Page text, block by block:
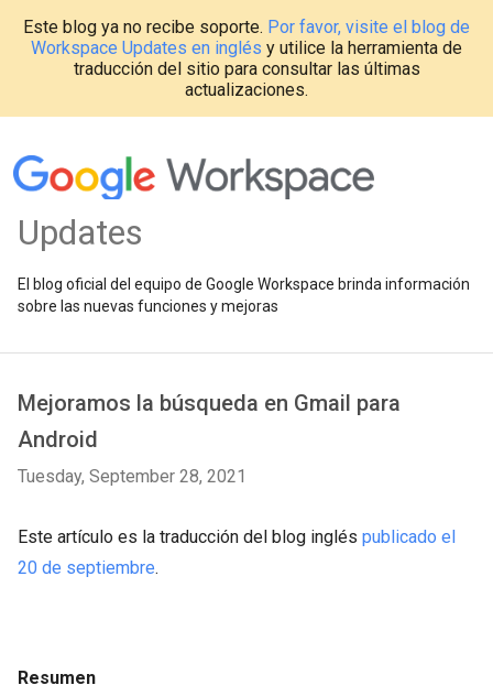
Este blog ya no recibe soporte. Por favor, visite el blog de
Workspace Updates en inglés y utilice la herramienta de
traducción del sitio para consultar las últimas
actualizaciones.
Updates
El blog oficial del equipo de Google Workspace brinda información
sobre las nuevas funciones y mejoras
Mejoramos la búsqueda en Gmail para
Android
Tuesday, September 28, 2021
Este artículo es la traducción del blog inglés publicado el
20 de septiembre.
Resumen